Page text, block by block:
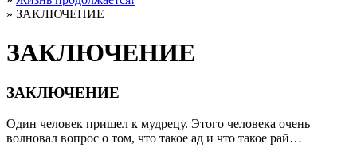
» ЗАКЛЮЧЕНИЕ
ЗАКЛЮЧЕНИЕ
ЗАКЛЮЧЕНИЕ
Один человек пришел к мудрецу. Этого человека очень
волновал вопрос о том, что такое ад и что такое рай…